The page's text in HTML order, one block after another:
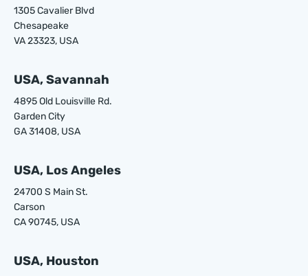
1305 Cavalier Blvd
Chesapeake
VA 23323, USA
USA, Savannah
4895 Old Louisville Rd.
Garden City
GA 31408, USA
USA, Los Angeles
24700 S Main St.
Carson
CA 90745, USA
USA, Houston